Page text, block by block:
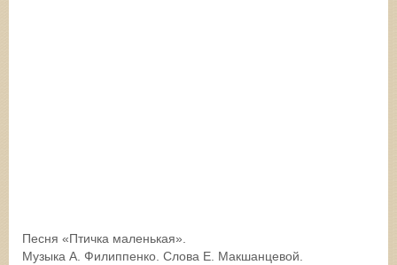
Песня «Птичка маленькая».
Музыка А. Филиппенко. Слова Е. Макшанцевой.